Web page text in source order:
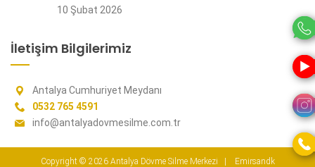
10 Şubat 2026
İletişim Bilgilerimiz
Antalya Cumhuriyet Meydanı
0532 765 4591
info@antalyadovmesilme.com.tr
Copyright © 2026 Antalya Dövme Silme Merkezi Emirsandk